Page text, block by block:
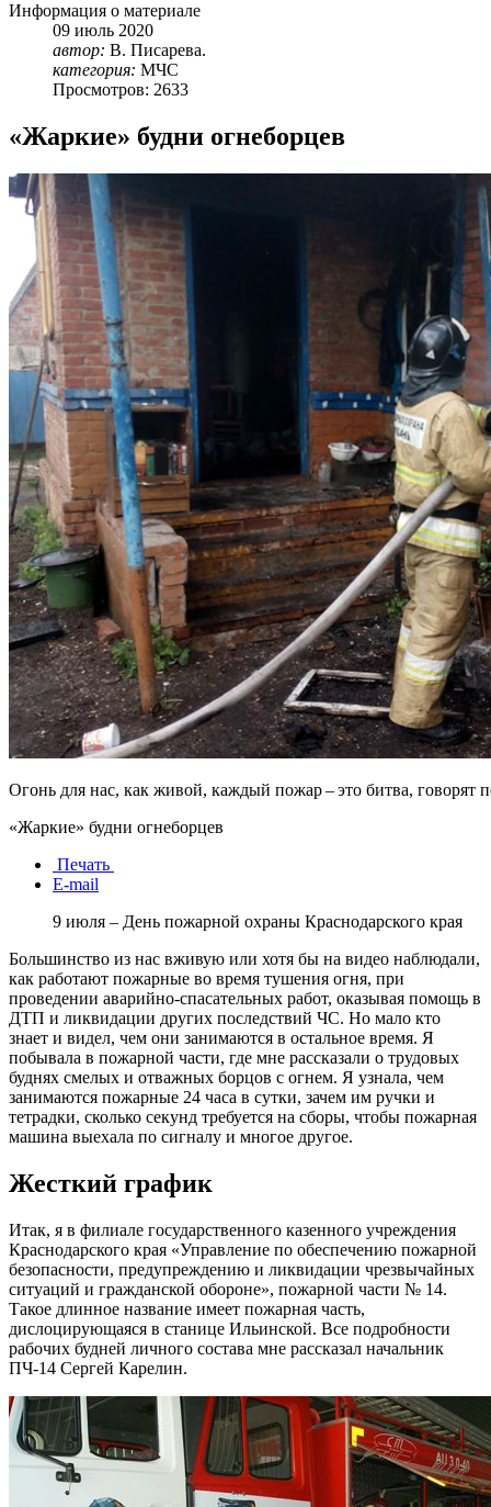
Информация о материале
09 июль 2020
автор: В. Писарева.
категория: МЧС
Просмотров: 2633
«Жаркие» будни огнеборцев
Огонь для нас, как живой, каждый пожар – это битва, говорят
«Жаркие» будни огнеборцев
Печать
E-mail
9 июля – День пожарной охраны Краснодарского края
Большинство из нас вживую или хотя бы на видео наблюдали,
как работают пожарные во время тушения огня, при
проведении аварийно-спасательных работ, оказывая помощь в
ДТП и ликвидации других последствий ЧС. Но мало кто
знает и видел, чем они занимаются в остальное время. Я
побывала в пожарной части, где мне рассказали о трудовых
буднях смелых и отважных борцов с огнем. Я узнала, чем
занимаются пожарные 24 часа в сутки, зачем им ручки и
тетрадки, сколько секунд требуется на сборы, чтобы пожарная
машина выехала по сигналу и многое другое.
Жесткий график
Итак, я в филиале государственного казенного учреждения
Краснодарского края «Управление по обеспечению пожарной
безопасности, предупреждению и ликвидации чрезвычайных
ситуаций и гражданской обороне», пожарной части № 14.
Такое длинное название имеет пожарная часть,
дислоцирующаяся в станице Ильинской. Все подробности
рабочих будней личного состава мне рассказал начальник
ПЧ-14 Сергей Карелин.